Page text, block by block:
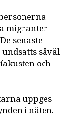
migranter
senaste
såväl
och
uppges
i näten.